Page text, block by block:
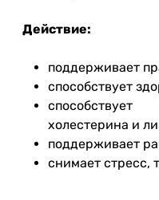
Действие:
поддерживает
способствует
холестерина и
поддерживает
снимает стресс,